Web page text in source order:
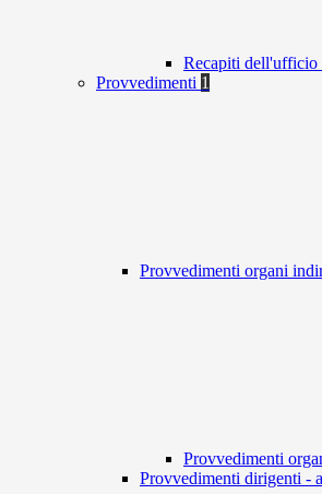
Recapiti dell'ufficio
Provvedimenti 1
Provvedimenti organi
Provvedimenti
Provvedimenti dirigenti -